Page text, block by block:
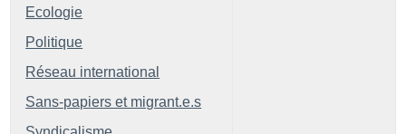
Ecologie
Politique
Réseau international
Sans-papiers et migrant.e.s